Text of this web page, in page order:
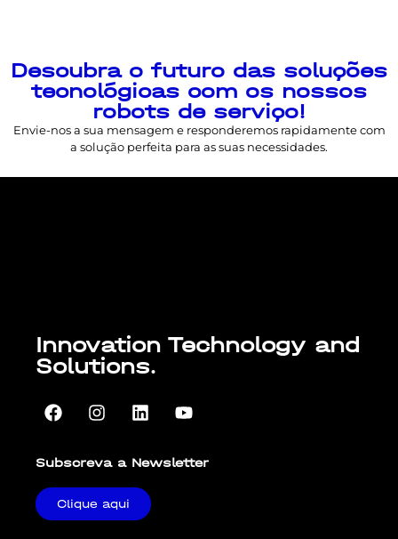
Descubra o futuro das soluções
tecnológicas com os nossos
robots de serviço!
Envie-nos a sua mensagem e responderemos rapidamente com
a solução perfeita para as suas necessidades.
Innovation Technology and
Solutions.
Subscreva a Newsletter
Clique aqui